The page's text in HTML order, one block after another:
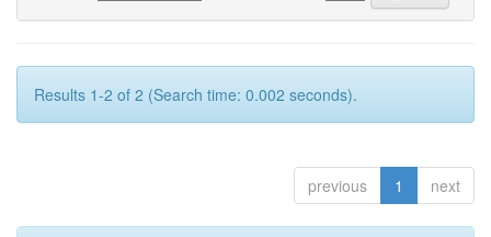
Results 1-2 of 2 (Search time: 0.002 seconds).
previous 1 next